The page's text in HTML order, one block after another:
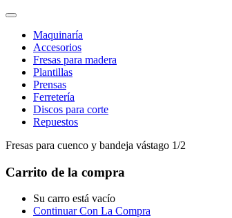
Maquinaría
Accesorios
Fresas para madera
Plantillas
Prensas
Ferretería
Discos para corte
Repuestos
Fresas para cuenco y bandeja vástago 1/2
Carrito de la compra
Su carro está vacío
Continuar Con La Compra